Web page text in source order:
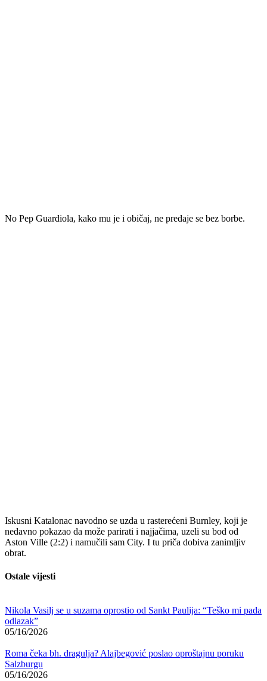
No Pep Guardiola, kako mu je i običaj, ne predaje se bez borbe.
Iskusni Katalonac navodno se uzda u rasterećeni Burnley, koji je
nedavno pokazao da može parirati i najjačima, uzeli su bod od
Aston Ville (2:2) i namučili sam City. I tu priča dobiva zanimljiv
obrat.
Ostale vijesti
Nikola Vasilj se u suzama oprostio od Sankt Paulija: “Teško mi pada
odlazak”
05/16/2026
Roma čeka bh. dragulja? Alajbegović poslao oproštajnu poruku
Salzburgu
05/16/2026